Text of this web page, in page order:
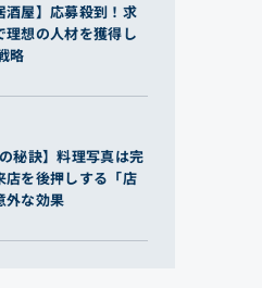
酒屋】応募殺到！求
理想の人材を獲得し
略
秘訣】料理写真は完
を後押しする「店
外な効果